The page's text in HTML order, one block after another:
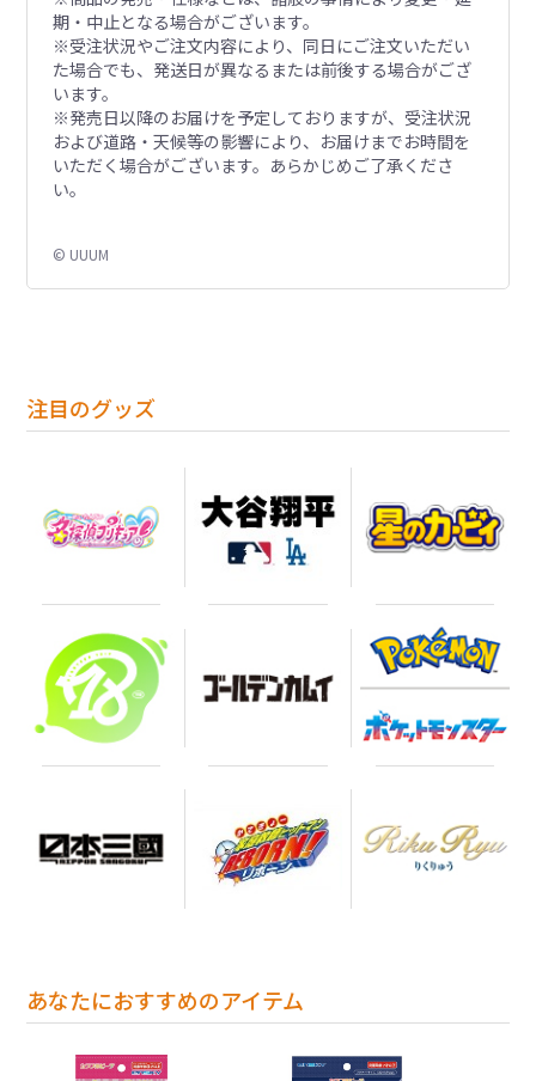
期・中止となる場合がございます。
※受注状況やご注文内容により、同日にご注文いただい
た場合でも、発送日が異なるまたは前後する場合がござ
います。
※発売日以降のお届けを予定しておりますが、受注状況
および道路・天候等の影響により、お届けまでお時間を
いただく場合がございます。あらかじめご了承くださ
い。
© UUUM
注目のグッズ
あなたにおすすめのアイテム